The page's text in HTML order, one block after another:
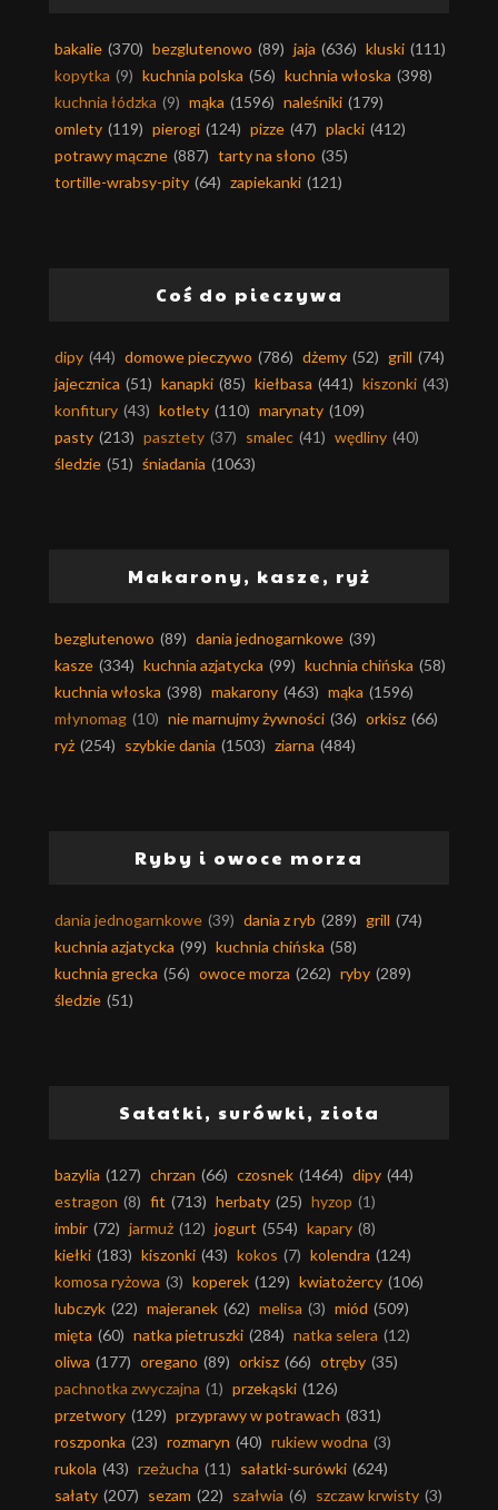
bakalie (370) bezglutenowo (89) jaja (636) kluski (111)
kopytka (9) kuchnia polska (56) kuchnia włoska (398)
kuchnia łódzka (9) mąka (1596) naleśniki (179)
omlety (119) pierogi (124) pizze (47) placki (412)
potrawy mączne (887) tarty na słono (35)
tortille-wrabsy-pity (64) zapiekanki (121)
Coś do pieczywa
dipy (44) domowe pieczywo (786) dżemy (52) grill (74)
jajecznica (51) kanapki (85) kiełbasa (441) kiszonki (43)
konfitury (43) kotlety (110) marynaty (109)
pasty (213) pasztety (37) smalec (41) wędliny (40)
śledzie (51) śniadania (1063)
Makarony, kasze, ryż
bezglutenowo (89) dania jednogarnkowe (39)
kasze (334) kuchnia azjatycka (99) kuchnia chińska (58)
kuchnia włoska (398) makarony (463) mąka (1596)
młynomag (10) nie marnujmy żywności (36) orkisz (66)
ryż (254) szybkie dania (1503) ziarna (484)
Ryby i owoce morza
dania jednogarnkowe (39) dania z ryb (289) grill (74)
kuchnia azjatycka (99) kuchnia chińska (58)
kuchnia grecka (56) owoce morza (262) ryby (289)
śledzie (51)
Sałatki, surówki, zioła
bazylia (127) chrzan (66) czosnek (1464) dipy (44)
estragon (8) fit (713) herbaty (25) hyzop (1)
imbir (72) jarmuż (12) jogurt (554) kapary (8)
kiełki (183) kiszonki (43) kokos (7) kolendra (124)
komosa ryżowa (3) koperek (129) kwiatożercy (106)
lubczyk (22) majeranek (62) melisa (3) miód (509)
mięta (60) natka pietruszki (284) natka selera (12)
oliwa (177) oregano (89) orkisz (66) otręby (35)
pachnotka zwyczajna (1) przekąski (126)
przetwory (129) przyprawy w potrawach (831)
roszponka (23) rozmaryn (40) rukiew wodna (3)
rukola (43) rzeżucha (11) sałatki-surówki (624)
sałaty (207) sezam (22) szałwia (6) szczaw krwisty (3)